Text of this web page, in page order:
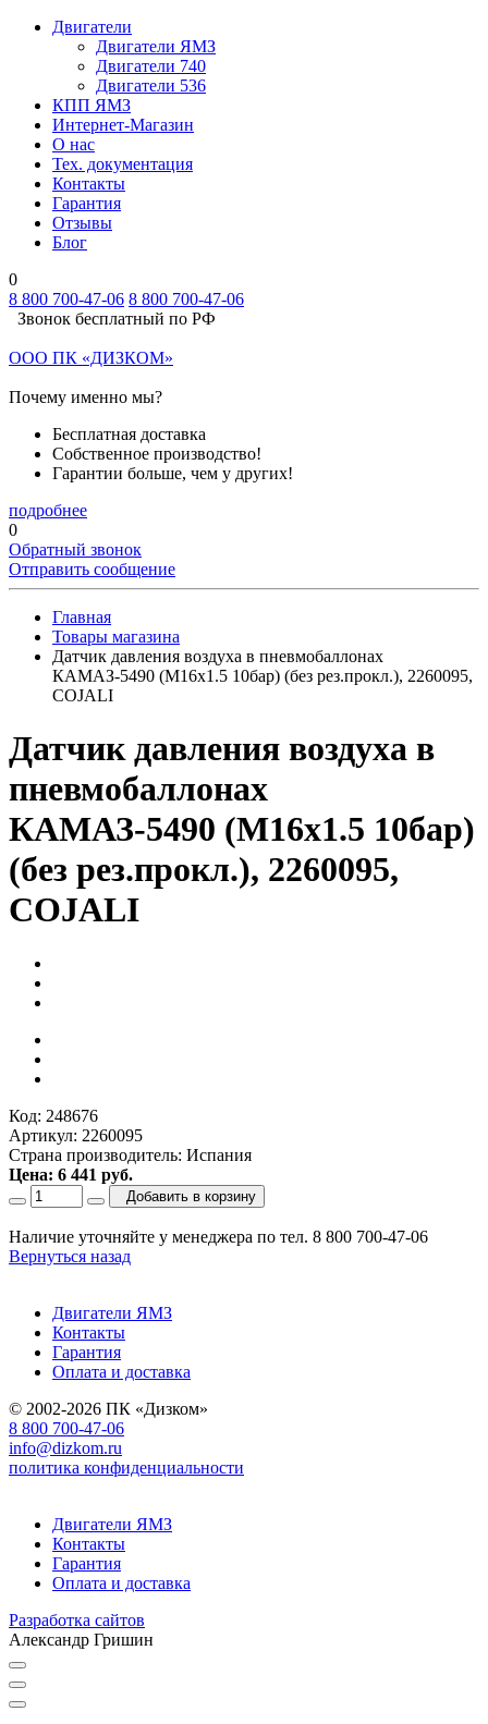
Двигатели
Двигатели ЯМЗ
Двигатели 740
Двигатели 536
КПП ЯМЗ
Интернет-Магазин
О нас
Тех. документация
Контакты
Гарантия
Отзывы
Блог
0
8 800 700-47-06 8 800 700-47-06
Звонок бесплатный по РФ
ООО ПК «ДИЗКОМ»
Почему именно мы?
Бесплатная доставка
Собственное производство!
Гарантии больше, чем у других!
подробнее
0
Обратный звонок
Отправить сообщение
Главная
Товары магазина
Датчик давления воздуха в пневмобаллонах
КАМАЗ-5490 (M16х1.5 10бар) (без рез.прокл.), 2260095,
COJALI
Датчик давления воздуха в
пневмобаллонах
КАМАЗ-5490 (M16х1.5 10бар)
(без рез.прокл.), 2260095,
COJALI
Код: 248676
Артикул: 2260095
Страна производитель: Испания
Цена: 6 441 руб.
Добавить в корзину
Наличие уточняйте у менеджера по тел. 8 800 700-47-06
Вернуться назад
Двигатели ЯМЗ
Контакты
Гарантия
Оплата и доставка
© 2002-2026 ПК «Дизком»
8 800 700-47-06
info@dizkom.ru
политика конфиденциальности
Двигатели ЯМЗ
Контакты
Гарантия
Оплата и доставка
Разработка сайтов
Александр Гришин